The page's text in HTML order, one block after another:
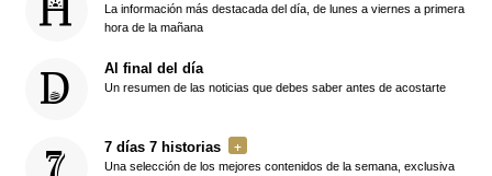
La información más destacada del día, de lunes a viernes a primera
hora de la mañana
Al final del día
Un resumen de las noticias que debes saber antes de acostarte
7 días 7 historias
Una selección de los mejores contenidos de la semana, exclusiva